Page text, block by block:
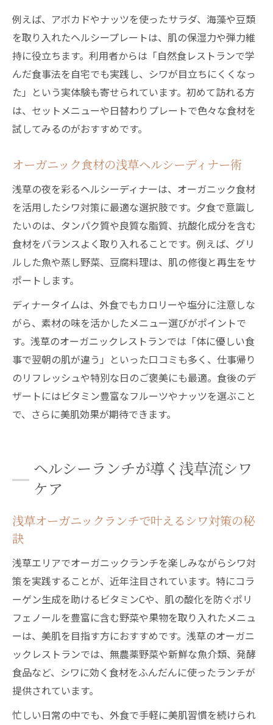
例えば、アボカドやナッツを使ったサラダ、海藻や豆類
を取り入れたヘルシープレートは、肌の保湿力や弾力維
持に役立ちます。利用者からは「自然食レストランで学
んだ食事法を自宅でも実践し、シワが目立ちにくくなっ
た」という実体験も寄せられています。初めて訪れる方
は、セットメニューや日替わりプレートで色々な食材を
試してみるのがおすすめです。
オーガニック食材の浅草ヘルシーディナー術
浅草の夜を彩るヘルシーディナーは、オーガニック食材
を活用したシワ対策に最適な選択肢です。夕食で意識し
たいのは、タンパク質や良質な脂質、抗酸化成分を含む
食材をバランスよく取り入れることです。例えば、グリ
ルした魚や蒸し野菜、豆腐料理は、肌の修復と再生をサ
ポートします。
ディナータイムは、外食でもカロリーや塩分に注意しな
がら、素材の味を活かしたメニュー選びがポイントで
す。浅草のオーガニックレストランでは「体に優しい食
事で翌朝の肌が違う」といった口コミも多く、仕事帰り
のリフレッシュや特別な日のご褒美にも最適。食後のデ
ザートにはビタミン豊富なフルーツやナッツを選ぶこと
で、さらに美肌効果が期待できます。
ヘルシーランチが導く浅草流シワ
ケア
浅草オーガニックランチで叶えるシワ対策の秘
訣
浅草エリアでオーガニックランチを楽しみながらシワ対
策を実践することが、近年注目されています。特にコラ
ーゲン生成を助けるビタミンCや、肌の酸化を防ぐポリ
フェノールを豊富に含む野菜や果物を取り入れたメニュ
ーは、美肌を目指す方におすすめです。浅草のオーガニ
ックレストランでは、無農薬野菜や新鮮な魚介類、発酵
食品など、シワに効く食材をふんだんに使ったランチが
提供されています。
忙しい日常の中でも、外食で手軽に美肌習慣を続けられ